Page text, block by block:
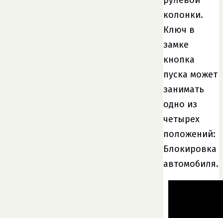
колонки.
Ключ в
замке
кнопка
пуска может
занимать
одно из
четырех
положений:
Блокировка
автомобиля.